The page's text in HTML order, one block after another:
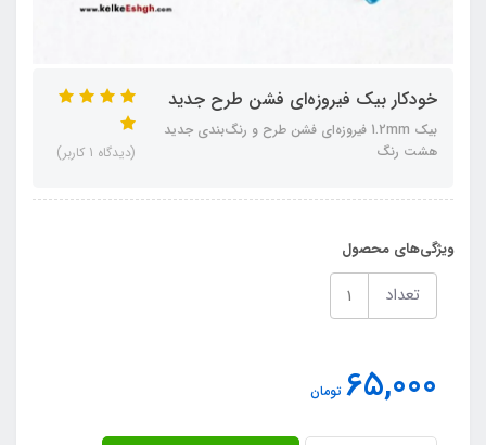
خودکار بیک فیروزه‌ای فشن طرح جدید
بیک 1.2mm فیروزه‌ای فشن طرح و رنگ‌بندی جدید
هشت رنگ
(دیدگاه 1 کاربر)
ویژگی‌های محصول
تعداد
65,000 تومان